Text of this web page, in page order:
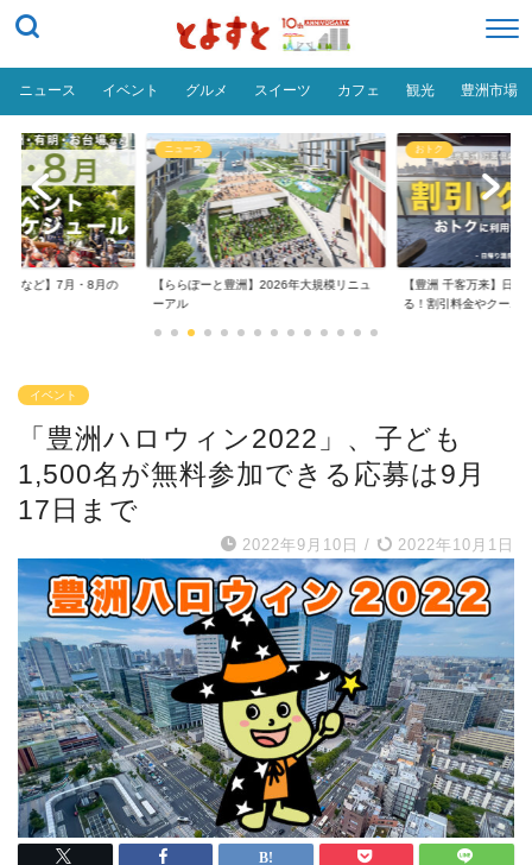
ニュース イベント グルメ スイーツ カフェ 観光 豊洲市場
場など】7月・8月の
ニュース
【ららぽーと豊洲】2026年大規模リニュ
ーアル
おトク
【豊洲 千客万来】日帰
る！割引料金やクーポ...
イベント
「豊洲ハロウィン2022」、子ども
1,500名が無料参加できる応募は9月
17日まで
2022年9月10日 / 2022年10月1日